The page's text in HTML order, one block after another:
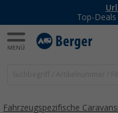
-
Fahrzeugspezifische